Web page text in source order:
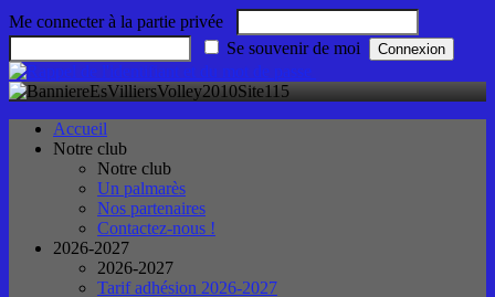
Me connecter à la partie privée
Se souvenir de moi
Accueil
Notre club
Notre club
Un palmarès
Nos partenaires
Contactez-nous !
2026-2027
2026-2027
Tarif adhésion 2026-2027